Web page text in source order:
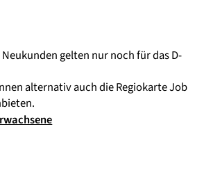
gelten nur noch für das D-
alternativ auch die Regiokarte Job